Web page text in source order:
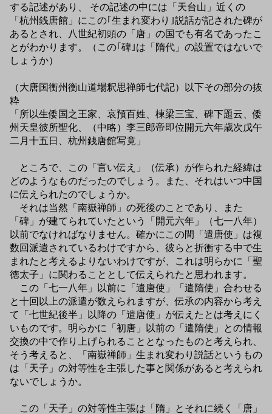
する記述があり、 その記述の中には「天台山」近くの
「杭州銭唐館」にこの｢生まれ変わり｣説話が記された碑が
あるとされ、八世紀初頭の「唐」の国でも有名であったこ
とがわかります。（この｢碑｣は「隋代」の設置ではないで
しょうか）
（大唐国衡州衡山道場釈思禅師七代記）以下その部分の抜
粋
「所以生倭国之王家、哀預百姓、棟梁三宝、碑下題云、倭
州天皇彼所聖化、（中略）李三郎帝即位開元六年歳次戊午
二月十五日、杭州銭唐館写竟」
ところで、この「言い伝え」（伝承）が作られた経緯は
どのようなものだったのでしょう。また、それはいつ中国
に伝えられたのでしょうか。
それは当然「南嶽禅師」の死後のことであり、また
「碑」が建てられていたという「開元六年」（七一八年）
以前でなければなりません。確かにこの間「遣唐使」は複
数回派遣されているわけですから、彼らと折衝する中で生
まれたと考えるよりないわけですが、これは明らかに「聖
徳太子」に関わることとして伝えられたと思われます。
この「七一八年」以前に「遣唐使」「遣隋使」合わせる
と十回以上の派遣が数えられますが、伝承の内容から考え
て「七世紀後半」以降の「遣唐使」が伝えたとは考えにく
いものです。明らかに「初唐」以前の「遣隋使」との情報
交換の中で作り上げられることとなったものと考えられ、
そう考えると、「南嶽禅師」生まれ変わり説話というもの
は「天子」の対等性を主張した事と関係があると考えられ
ないでしょうか。
この「天子」の対等性主張は「隋」とそれに続く「唐」